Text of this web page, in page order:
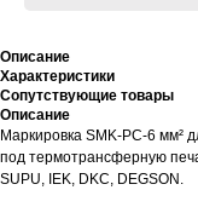
Описание
Характеристики
Сопутствующие товары
Описание
Маркировка SMK-PC-6 мм²
под термотрансферную
SUPU, IEK, DKC, DEGSON.